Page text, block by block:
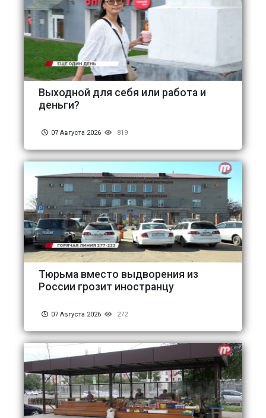
Выходной для себя или работа и
деньги?
07 Августа 2026 819
Тюрьма вместо выдворения из
России грозит иностранцу
07 Августа 2026 272